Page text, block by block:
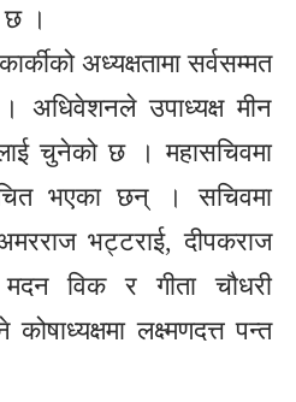
छ ।
अध्यक्षतामा सर्वसम्मत
अधिवेशनले उपाध्यक्ष मीन
चुनेको छ । महासचिवमा
भएका छन् । सचिवमा
भट्टराई, दीपकराज
विक र गीता चौधरी
लक्ष्मणदत्त पन्त